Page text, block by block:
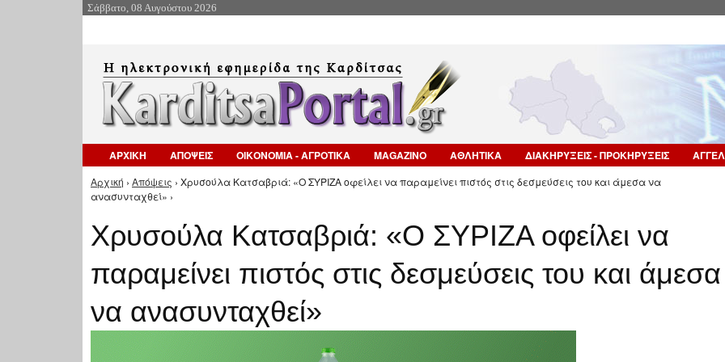
Σάββατο, 08 Αυγούστου 2026
ΑΡΧΙΚΗ ΑΠΟΨΕΙΣ ΟΙΚΟΝΟΜΙΑ - ΑΓΡΟΤΙΚΑ MAGAZINO ΑΘΛΗΤΙΚΑ ΔΙΑΚΗΡΥΞΕΙΣ - ΠΡΟΚΗΡΥΞΕΙΣ
Είστε εδώ
Αρχική › Απόψεις › Χρυσούλα Κατσαβριά: «Ο ΣΥΡΙΖΑ οφείλει να παραμείνει πιστός στις δεσμεύσεις του και άμεσα να
ανασυνταχθεί» ›
Χρυσούλα Κατσαβριά: «Ο ΣΥΡΙΖΑ οφείλει να
παραμείνει πιστός στις δεσμεύσεις του και άμεσα
να ανασυνταχθεί»